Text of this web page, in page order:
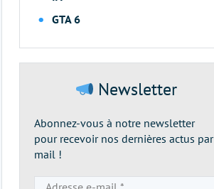
GTA 6
Newsletter
Abonnez-vous à notre newsletter
pour recevoir nos dernières actus par
mail !